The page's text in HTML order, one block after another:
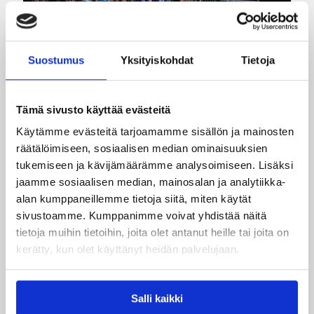
Suostumus Yksityiskohdat Tietoja
Tämä sivusto käyttää evästeitä
Käytämme evästeitä tarjoamamme sisällön ja mainosten
räätälöimiseen, sosiaalisen median ominaisuuksien
tukemiseen ja kävijämäärämme analysoimiseen. Lisäksi
jaamme sosiaalisen median, mainosalan ja analytiikka-
alan kumppaneillemme tietoja siitä, miten käytät
sivustoamme. Kumppanimme voivat yhdistää näitä
tietoja muihin tietoihin, joita olet antanut heille tai joita on
kerätty, kun olet käyttänyt heidän palvelujaan.
Salli kaikki
EM-kilpailut 09.08.2026 22:47
Suomen 18-vuotiaat tytöt
päättivät EM-kisat
pronssijuhliin
Suomen 18-vuotiaat tytöt päättivät EM-kisansa